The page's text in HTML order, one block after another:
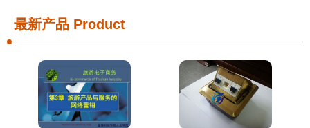
最新产品 Product